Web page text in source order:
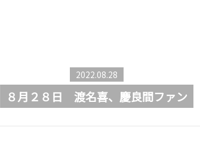
2022.08.28
８月２８日 渡名喜、慶良間ファン